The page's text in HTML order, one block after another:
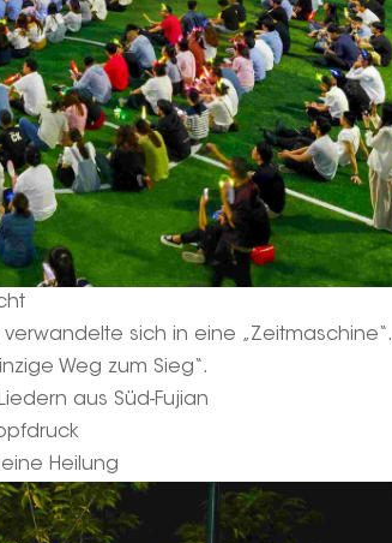
sich in eine „Zeitmaschine“.
Weg zum Sieg“.
aus Süd-Fujian
Heilung